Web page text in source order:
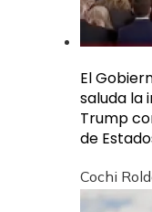
El
saluda la
Trump
de
Cochi